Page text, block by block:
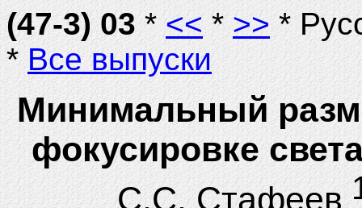
(47-3) 03*<< * >>*
*Все выпуски
Минимальный
фокусировке
С.С. Стафеев